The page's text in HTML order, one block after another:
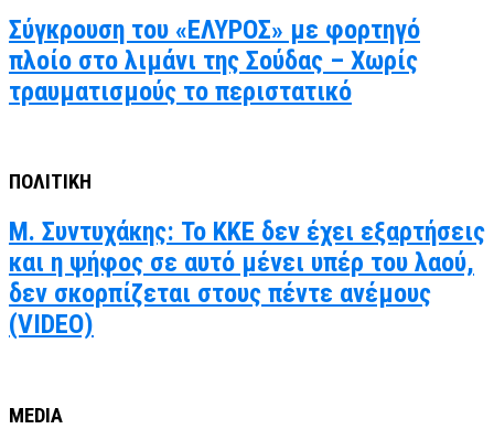
Σύγκρουση του «ΕΛΥΡΟΣ» με φορτηγό
πλοίο στο λιμάνι της Σούδας – Χωρίς
τραυματισμούς το περιστατικό
ΠΟΛΙΤΙΚΗ
Μ. Συντυχάκης: Το ΚΚΕ δεν έχει εξαρτήσεις
και η ψήφος σε αυτό μένει υπέρ του λαού,
δεν σκορπίζεται στους πέντε ανέμους
(VIDEO)
MEDIA